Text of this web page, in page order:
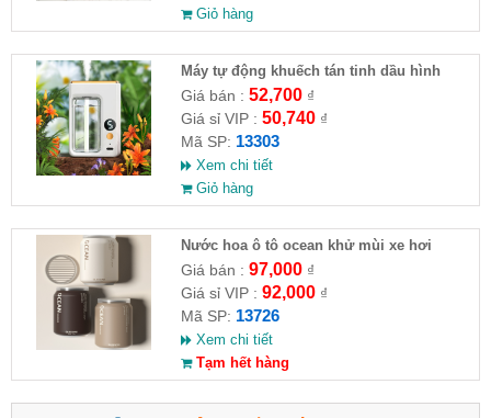
Giỏ hàng
Máy tự động khuếch tán tinh dầu hình
vuông
Giá bán : 52,700₫
Giá sỉ VIP : 50,740₫
Mã SP: 13303
Xem chi tiết
Giỏ hàng
Nước hoa ô tô ocean khử mùi xe hơi
Giá bán : 97,000₫
Giá sỉ VIP : 92,000₫
Mã SP: 13726
Xem chi tiết
Tạm hết hàng